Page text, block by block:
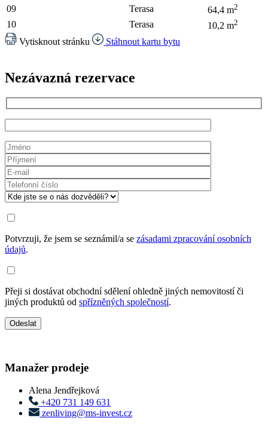
09 Terasa 64,4 m2
10 Terasa 10,2 m2
Vytisknout stránku Stáhnout kartu bytu
Nezávazná rezervace
Potvrzuji, že jsem se seznámil/a se zásadami zpracování osobních
údajů.
Přeji si dostávat obchodní sdělení ohledně jiných nemovitostí či
jiných produktů od spřízněných společností.
Manažer prodeje
Alena Jendřejková
+420 731 149 631
zenliving@ms-invest.cz